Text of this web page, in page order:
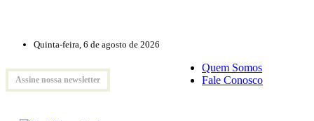
Quinta-feira, 6 de agosto de 2026
Assine nossa newsletter
Quem Somos
Fale Conosco